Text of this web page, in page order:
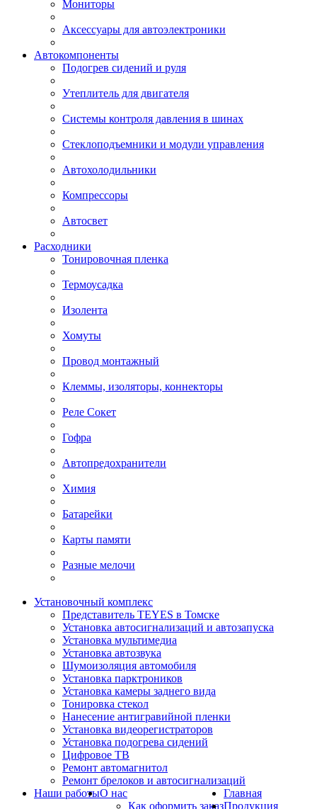
Мониторы
Аксессуары для автоэлектроники
Автокомпоненты
Подогрев сидений и руля
Утеплитель для двигателя
Системы контроля давления в шинах
Стеклоподъемники и модули управления
Автохолодильники
Компрессоры
Автосвет
Расходники
Тонировочная пленка
Термоусадка
Изолента
Хомуты
Провод монтажный
Клеммы, изоляторы, коннекторы
Реле Сокет
Гофра
Автопредохранители
Химия
Батарейки
Карты памяти
Разные мелочи
Установочный комплекс
Представитель TEYES в Томске
Установка автосигнализаций и автозапуска
Установка мультимедиа
Установка автозвука
Шумоизоляция автомобиля
Установка парктроников
Установка камеры заднего вида
Тонировка стекол
Нанесение антигравийной пленки
Установка видеорегистраторов
Установка подогрева сидений
Цифровое ТВ
Ремонт автомагнитол
Ремонт брелоков и автосигнализаций
Наши работыО нас
Как оформить заказ
Главная
Продукция